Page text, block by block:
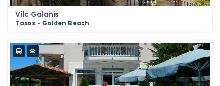
Vila Galanis
Tasos - Golden Beach